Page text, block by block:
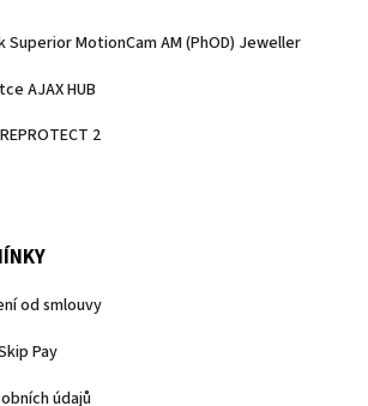
MotionCam AM (PhOD) Jeweller
AJAX HUB
2
od smlouvy
Pay
údajů